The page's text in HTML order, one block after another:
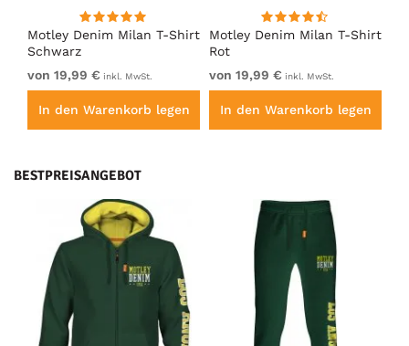
Motley Denim Milan T-Shirt
Schwarz
von 19,99 € inkl. MwSt.
In den Warenkorb legen
Motley Denim Milan T-Shirt
Rot
von 19,99 € inkl. MwSt.
In den Warenkorb legen
BESTPREISANGEBOT